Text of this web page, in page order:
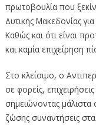
πρωτοβουλία που
Δυτικής Μακεδονίας
Καθώς και ότι είναι
και καμία επιχείρηση
Στο κλείσιμο, ο
σε φορείς,
σημειώνοντας μάλιστα
ζώσης συναντήσεις στα